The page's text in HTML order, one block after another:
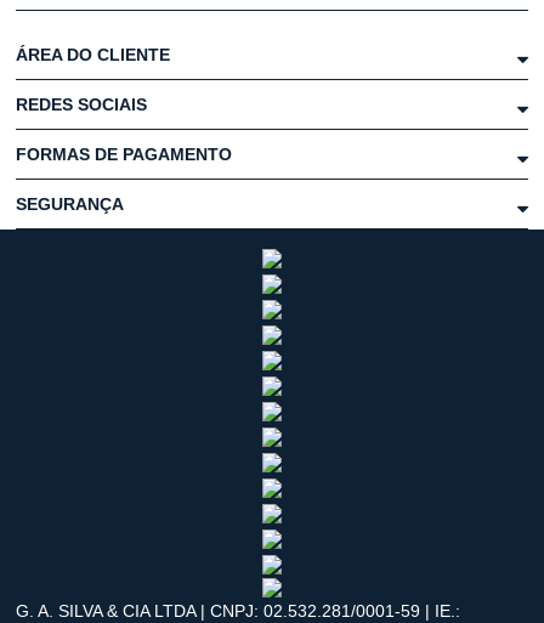
ÁREA DO CLIENTE
REDES SOCIAIS
FORMAS DE PAGAMENTO
SEGURANÇA
G. A. SILVA & CIA LTDA | CNPJ: 02.532.281/0001-59 | IE.: